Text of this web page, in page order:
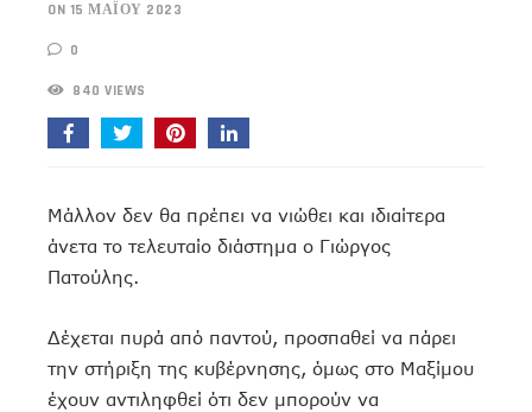
ON 15 ΜΑΪ́ΟΥ 2023
0
840 VIEWS
Μάλλον δεν θα πρέπει να νιώθει και ιδιαίτερα
άνετα το τελευταίο διάστημα ο Γιώργος
Πατούλης.
Δέχεται πυρά από παντού, προσπαθεί να πάρει
την στήριξη της κυβέρνησης, όμως στο Μαξίμου
έχουν αντιληφθεί ότι δεν μπορούν να